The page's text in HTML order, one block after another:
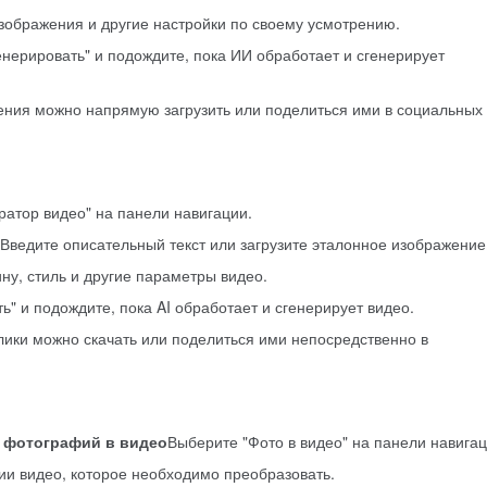
и другие настройки по своему усмотрению.
и подождите, пока ИИ обработает и сгенерирует
можно напрямую загрузить или поделиться ими в социальных
видео" на панели навигации.
описательный текст или загрузите эталонное
стиль и другие параметры видео.
и подождите, пока AI обработает и сгенерирует видео.
можно скачать или поделиться ими непосредственно в
фотографий в видеоВыберите "Фото в видео" на панели
видео, которое необходимо преобразовать.